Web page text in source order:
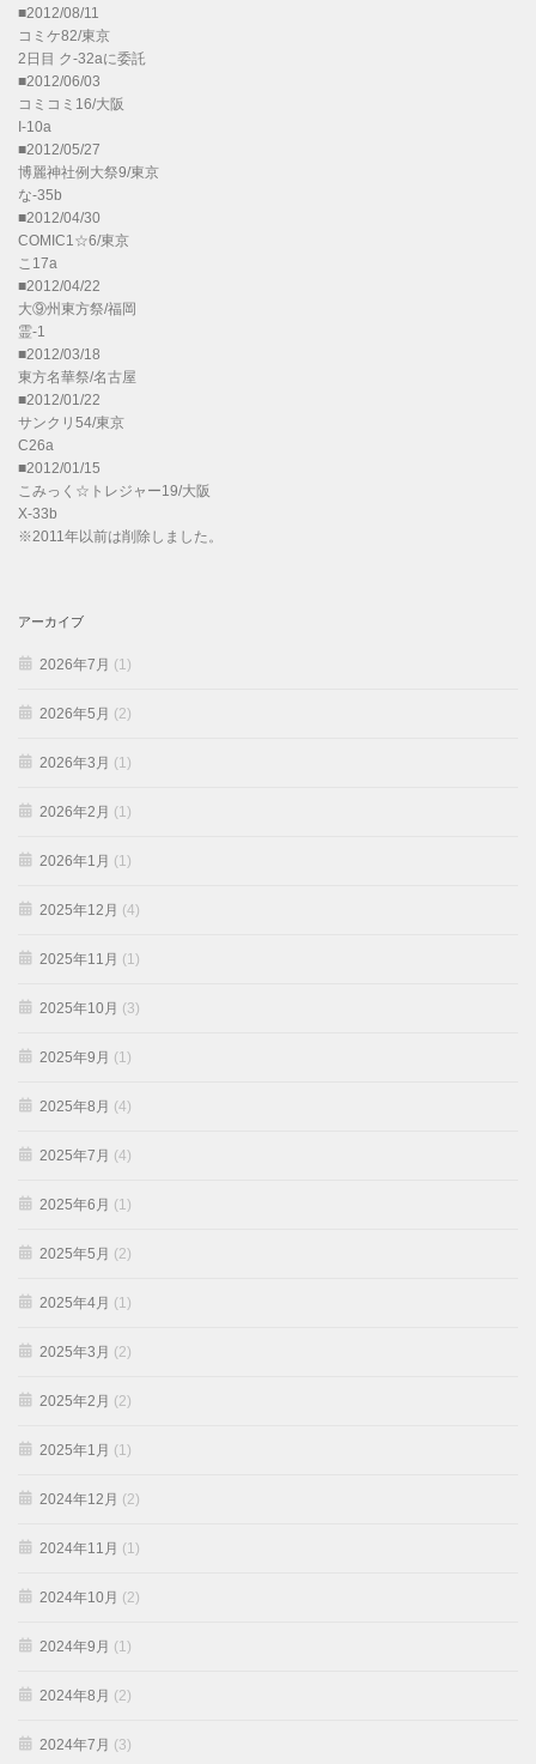
■2012/08/11
コミケ82/東京
2日目 ク-32aに委託
■2012/06/03
コミコミ16/大阪
I-10a
■2012/05/27
博麗神社例大祭9/東京
な-35b
■2012/04/30
COMIC1☆6/東京
こ17a
■2012/04/22
大⑨州東方祭/福岡
霊-1
■2012/03/18
東方名華祭/名古屋
■2012/01/22
サンクリ54/東京
C26a
■2012/01/15
こみっく☆トレジャー19/大阪
X-33b
※2011年以前は削除しました。
アーカイブ
2026年7月 (1)
2026年5月 (2)
2026年3月 (1)
2026年2月 (1)
2026年1月 (1)
2025年12月 (4)
2025年11月 (1)
2025年10月 (3)
2025年9月 (1)
2025年8月 (4)
2025年7月 (4)
2025年6月 (1)
2025年5月 (2)
2025年4月 (1)
2025年3月 (2)
2025年2月 (2)
2025年1月 (1)
2024年12月 (2)
2024年11月 (1)
2024年10月 (2)
2024年9月 (1)
2024年8月 (2)
2024年7月 (3)